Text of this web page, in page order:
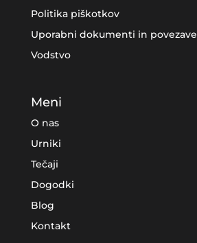
Politika piškotkov
Uporabni dokumenti in povezave
Vodstvo
Meni
O nas
Urniki
Tečaji
Dogodki
Blog
Kontakt